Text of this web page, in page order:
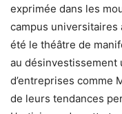
exprimée dans les
campus universitaires
été le théâtre de
au
d’entreprises comme
de leurs tendances